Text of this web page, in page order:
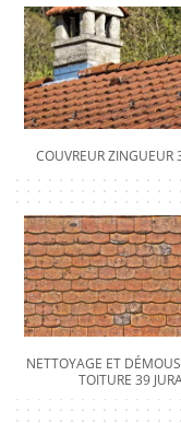
COUVREUR ZINGUEUR
NETTOYAGE ET
TOITURE 39